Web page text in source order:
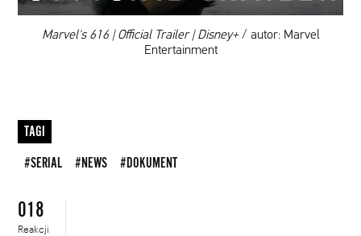
00:00
Marvel's 616 | Official Trailer | Disney+/ autor: Marvel
Entertainment
TAGI
#SERIAL #NEWS #DOKUMENT
018
Reakcji